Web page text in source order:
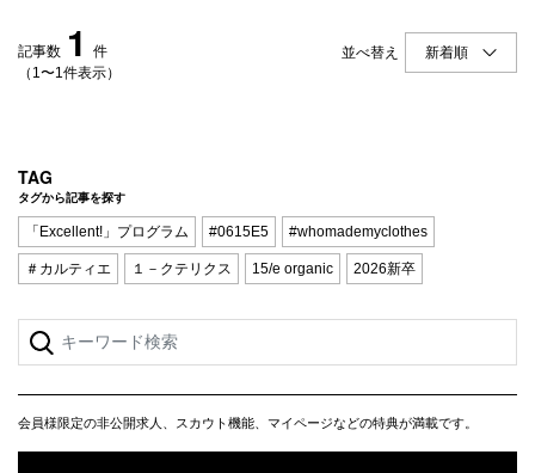
記事数 1
件
（1〜1件表示）
並べ替え
TAG
タグから記事を探す
「Excellent!」プログラム #0615E5 #whomademyclothes
＃カルティエ １－クテリクス 15/e organic 2026新卒
会員様限定の非公開求人、スカウト機能、マイページなどの特典が満載です。